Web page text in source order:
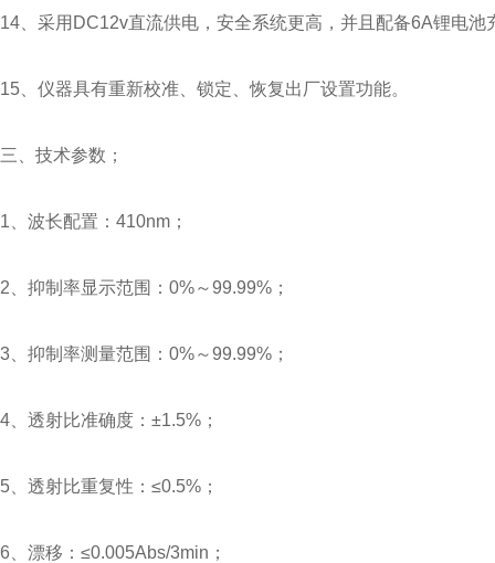
14、采用DC12v直流供电，安全系统更高，并且配备6A锂电池
15、仪器具有重新校准、锁定、恢复出厂设置功能。
三、技术参数；
1、波长配置：410nm；
2、抑制率显示范围：0%～99.99%；
3、抑制率测量范围：0%～99.99%；
4、透射比准确度：±1.5%；
5、透射比重复性：≤0.5%；
6、漂移：≤0.005Abs/3min；